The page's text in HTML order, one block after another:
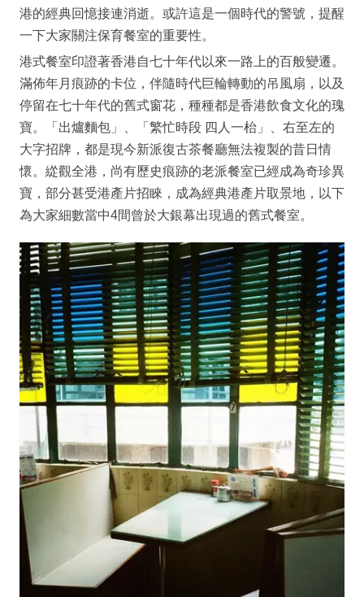
港的經典回憶接連消逝。或許這是一個時代的警號，提醒
一下大家關注保育餐室的重要性。
港式餐室印證著香港自七十年代以來一路上的百般變遷。
滿佈年月痕跡的卡位，伴隨時代巨輪轉動的吊風扇，以及
停留在七十年代的舊式窗花，種種都是香港飲食文化的瑰
寶。「出爐麵包」、「繁忙時段 四人一枱」、右至左的
大字招牌，都是現今新派復古茶餐廳無法複製的昔日情
懷。緃觀全港，尚有歷史痕跡的老派餐室已經成為奇珍異
寶，部分甚受港產片招睞，成為經典港產片取景地，以下
為大家細數當中4間曾於大銀幕出現過的舊式餐室。